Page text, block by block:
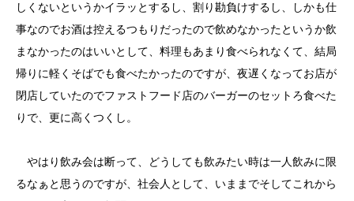
しくないというかイラッとするし、割り勘負けするし、しかも仕
事なのでお酒は控えるつもりだったので飲めなかったというか飲
まなかったのはいいとして、料理もあまり食べられなくて、結局
帰りに軽くそばでも食べたかったのですが、夜遅くなってお店が
閉店していたのでファストフード店のバーガーのセットろ食べた
りで、更に高くつくし。
やはり飲み会は断って、どうしても飲みたい時は一人飲みに限
るなぁと思うのですが、社会人として、いままでそしてこれから